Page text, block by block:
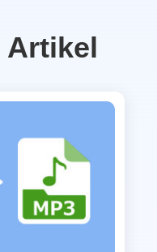
Artikel